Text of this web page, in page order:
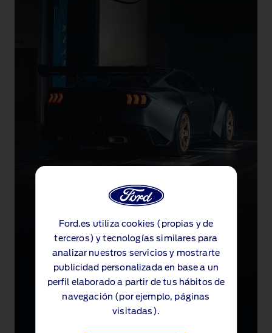
Ford.es utiliza cookies (propias y de
terceros) y tecnologías similares para
analizar nuestros servicios y mostrarte
publicidad personalizada en base a un
perfil elaborado a partir de tus hábitos de
navegación (por ejemplo, páginas
visitadas).